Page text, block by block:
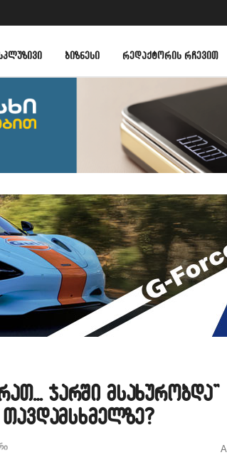
ᲑᲘᲖᲜᲔᲡᲘ ᲠᲔᲓᲐᲥᲢᲝᲠᲘᲡ ᲠᲩᲔᲕᲘᲗ
ჯარში მსახურობდა”
თავდამსხმელზე?
A